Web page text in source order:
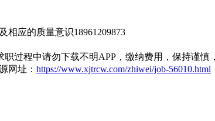
相应的质量意识18961209873
职过程中请勿下载不明APP，缴纳费用，保持谨
网址： https://www.xjtrcw.com/zhiwei/job-56010.html